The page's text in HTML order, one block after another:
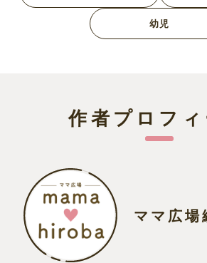
幼児
作者プロフ
ママ広場